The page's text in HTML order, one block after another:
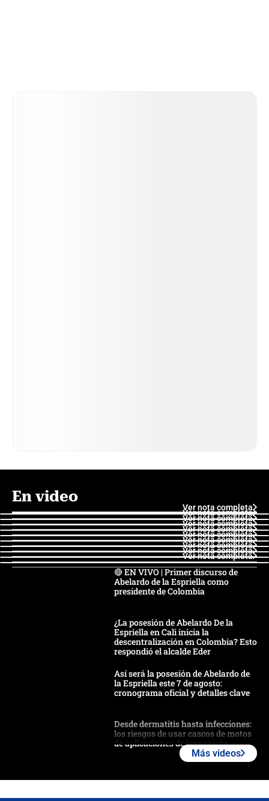
En video
Ver nota completa
Ver nota completa
Ver nota completa
Ver nota completa
Ver nota completa
Ver nota completa
Ver nota completa
Ver nota completa
Ver nota completa
Ver nota completa
🔴 EN VIVO | Primer discurso de
Abelardo de la Espriella como
presidente de Colombia
¿La posesión de Abelardo De la
Espriella en Cali inicia la
descentralización en Colombia? Esto
respondió el alcalde Eder
Así será la posesión de Abelardo de
la Espriella este 7 de agosto:
cronograma oficial y detalles clave
Desde dermatitis hasta infecciones:
los riesgos de usar cascos de motos
de aplicaciones de transporte
Más videos